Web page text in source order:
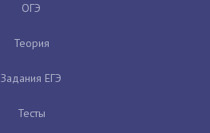
ОГЭ
Теория
Задания ЕГЭ
Тесты